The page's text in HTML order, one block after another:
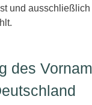
und
des